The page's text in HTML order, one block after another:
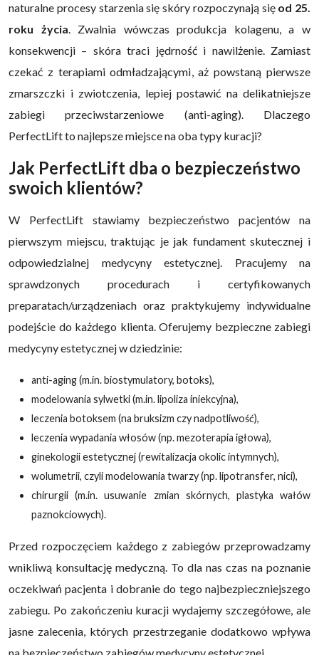
naturalne procesy starzenia się skóry rozpoczynają się od 25.
roku życia. Zwalnia wówczas produkcja kolagenu, a w
konsekwencji – skóra traci jędrność i nawilżenie. Zamiast
czekać z terapiami odmładzającymi, aż powstaną pierwsze
zmarszczki i zwiotczenia, lepiej postawić na delikatniejsze
zabiegi przeciwstarzeniowe (anti-aging). Dlaczego
PerfectLift to najlepsze miejsce na oba typy kuracji?
Jak PerfectLift dba o bezpieczeństwo
swoich klientów?
W PerfectLift stawiamy bezpieczeństwo pacjentów na
pierwszym miejscu, traktując je jak fundament skutecznej i
odpowiedzialnej medycyny estetycznej. Pracujemy na
sprawdzonych procedurach i certyfikowanych
preparatach/urządzeniach oraz praktykujemy indywidualne
podejście do każdego klienta. Oferujemy bezpieczne zabiegi
medycyny estetycznej w dziedzinie:
anti-aging (m.in. biostymulatory, botoks),
modelowania sylwetki (m.in. lipoliza iniekcyjna),
leczenia botoksem (na bruksizm czy nadpotliwość),
leczenia wypadania włosów (np. mezoterapia igłowa),
ginekologii estetycznej (rewitalizacja okolic intymnych),
wolumetrii, czyli modelowania twarzy (np. lipotransfer, nici),
chirurgii (m.in. usuwanie zmian skórnych, plastyka wałów
paznokciowych).
Przed rozpoczęciem każdego z zabiegów przeprowadzamy
wnikliwą konsultację medyczną. To dla nas czas na poznanie
oczekiwań pacjenta i dobranie do tego najbezpieczniejszego
zabiegu. Po zakończeniu kuracji wydajemy szczegółowe, ale
jasne zalecenia, których przestrzeganie dodatkowo wpływa